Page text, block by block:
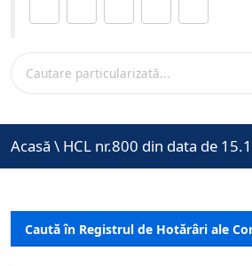
Acasă \ HCL nr.800 din data de
Caută în Registrul de Hotărâri ale